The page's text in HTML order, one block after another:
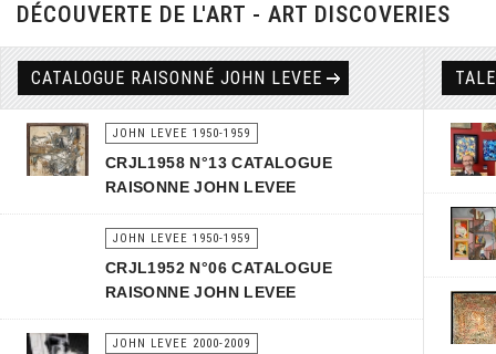
DÉCOUVERTE DE L'ART - ART DISCOVERIES
CATALOGUE RAISONNÉ JOHN LEVEE
JOHN LEVEE 1950-1959
CRJL1958 N°13 CATALOGUE
RAISONNE JOHN LEVEE
JOHN LEVEE 1950-1959
CRJL1952 N°06 CATALOGUE
RAISONNE JOHN LEVEE
JOHN LEVEE 2000-2009